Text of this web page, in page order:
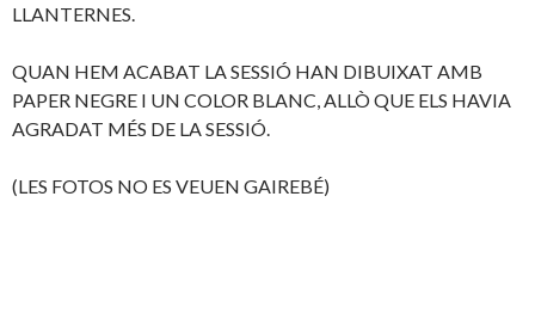
LLANTERNES.
QUAN HEM ACABAT LA SESSIÓ HAN DIBUIXAT AMB
PAPER NEGRE I UN COLOR BLANC, ALLÒ QUE ELS HAVIA
AGRADAT MÉS DE LA SESSIÓ.
(LES FOTOS NO ES VEUEN GAIREBÉ)